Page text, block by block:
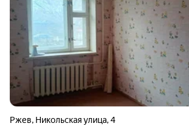
Ржев, Никольская улица,4